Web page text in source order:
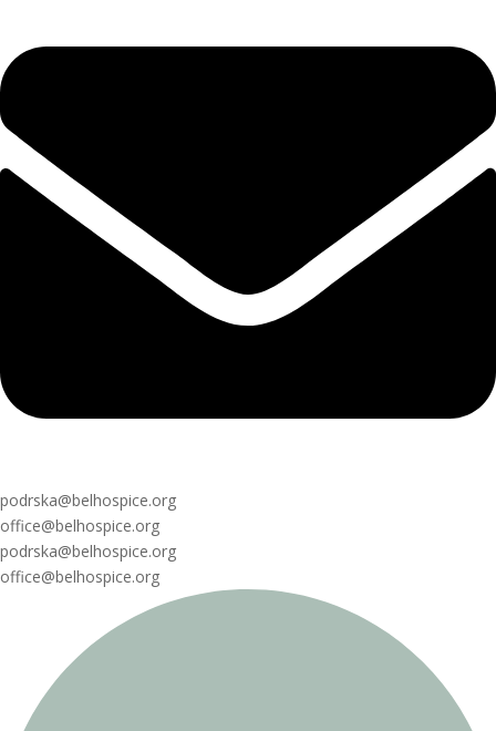
podrska@belhospice.org
office@belhospice.org
podrska@belhospice.org
office@belhospice.org